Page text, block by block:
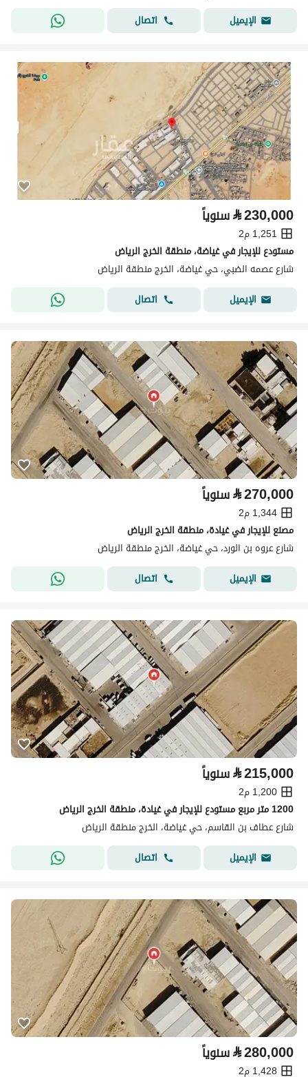
الإيميل
اتصال
⃁230,000 سنوياً
1,251 م2
مستودع للإيجار في غياضة، منطقة الخرج الرياض
شارع عصمه الضبي، حي غياضة، الخرج منطقة الرياض
الإيميل
اتصال
⃁270,000 سنوياً
1,344 م2
مصنع للإيجار في غيادة، منطقة الخرج الرياض
شارع عروه بن الورد، حي غياضة، الخرج منطقة الرياض
الإيميل
اتصال
⃁215,000 سنوياً
1,200 م2
1200 متر مربع مستودع للإيجار في غيادة، منطقة الخرج الرياض
شارع عطاف بن القاسم، حي غياضة، الخرج منطقة الرياض
الإيميل
اتصال
⃁280,000 سنوياً
1,428 م2